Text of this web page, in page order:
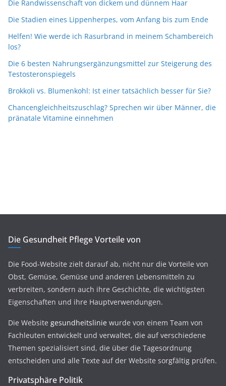
Die Randwissenschaft von dickem und dünnem Haar
Die Stadien eines Lippenherpes, vom Anfang bis zum Ende
Helfen! Wie werde ich Rasurbrand in meinem Schambereich
los?
Die 6 besten Nahrungsergänzungsmittel zur Steigerung des
Testosteronspiegels
Brokkoli vs. Blumenkohl: Ist einer tatsächlich besser für Sie?
Chancengleichheitszuschlag? Sprechen wir über Männer, die
pränatale Vitamine einnehmen
Die Gesundheit Pflege Vorteile von
Die Food-Website zielt darauf ab, nicht nur die Vorteile von
Obst, Gemüse, Gemüse und anderen Lebensmitteln zu
verbreiten, sondern auch ihre Geschichte, die wichtigsten
Eigenschaften und ihre Hauptverwendungen.
Die Website gesundheitslinie wurde von einem Team von
Fachleuten entwickelt und verwaltet, die auf verschiedene
Themen spezialisiert sind, die über die Tagesordnung
entscheiden und alle Texte auf der Website sorgfältig prüfen.
Privatsphäre Politik